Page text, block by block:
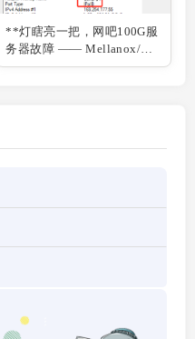
**灯瞎亮一把，网吧100G服
务器故障 —— Mellanox/迈
络思 100G网卡 IB/ETH模式